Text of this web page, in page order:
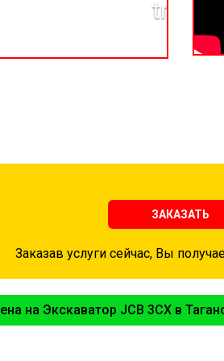
ЗАКАЗАТЬ
Заказав услуги сейчас, Вы
на Экскаватор JCB 3CX в